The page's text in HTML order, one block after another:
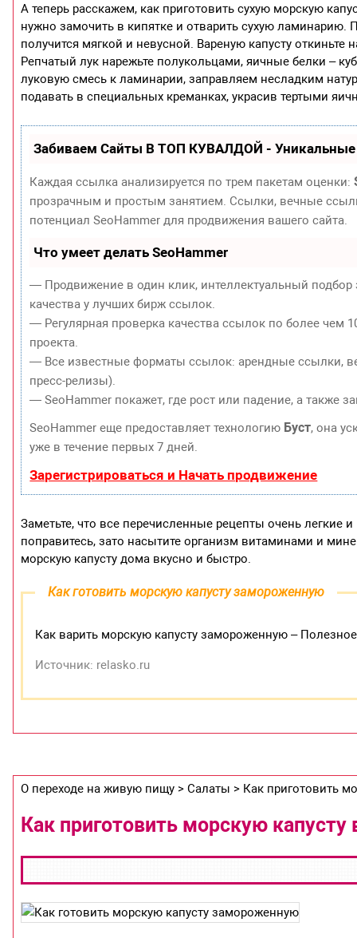
А теперь расскажем, как приготовить сухую морскую
нужно замочить в кипятке и отварить сухую ламинарию.
получится мягкой и невусной. Вареную капусту
Репчатый лук нарежьте полукольцами, яичные белки –
луковую смесь к ламинарии, заправляем несладким
подавать в специальных креманках, украсив тертыми
Забиваем Сайты В ТОП КУВАЛДОЙ - Уникальные
Каждая ссылка анализируется по трем пакетам оценки:
прозрачным и простым занятием. Ссылки, вечные
потенциал SeoHammer для продвижения вашего сайта.
Что умеет делать SeoHammer
— Продвижение в один клик, интеллектуальный
качества у лучших бирж ссылок.
— Регулярная проверка качества ссылок по более чем
проекта.
— Все известные форматы ссылок: арендные ссылки,
пресс-релизы).
— SeoHammer покажет, где рост или падение, а также
SeoHammer еще предоставляет технологию Буст, она
уже в течение первых 7 дней.
Зарегистрироваться и Начать продвижение
Заметьте, что все перечисленные рецепты очень легкие
поправитесь, зато насытите организм витаминами и
морскую капусту дома вкусно и быстро.
Как готовить морскую капусту замороженную
Как варить морскую капусту замороженную –
Источник: relasko.ru
О переходе на живую пищу > Салаты > Как приготовить
Как приготовить морскую